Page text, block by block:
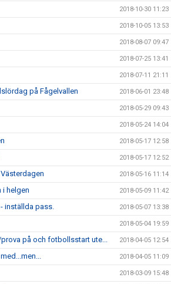
2018-10-30 11:23
2018-10-05 13:53
2018-08-07 09:47
2018-07-25 13:41
2018-07-11 21:11
på Fågelvallen 2018-06-01 23:48
2018-05-29 09:43
2018-05-24 14:04
2018-05-17 12:58
2018-05-17 12:52
2018-05-16 11:14
i helgen 2018-05-09 11:42
inställda pass. 2018-05-07 13:38
2018-05-04 19:59
på och fotbollsstart ute... 2018-04-05 12:54
2018-04-05 11:09
2018-03-09 15:48